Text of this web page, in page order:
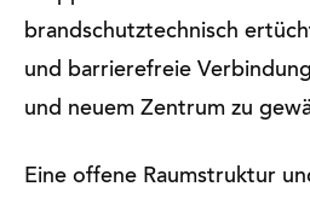
brandschutztechnisch
und barrierefreie
und neuem Zentrum zu
Eine offene Raumstruktur